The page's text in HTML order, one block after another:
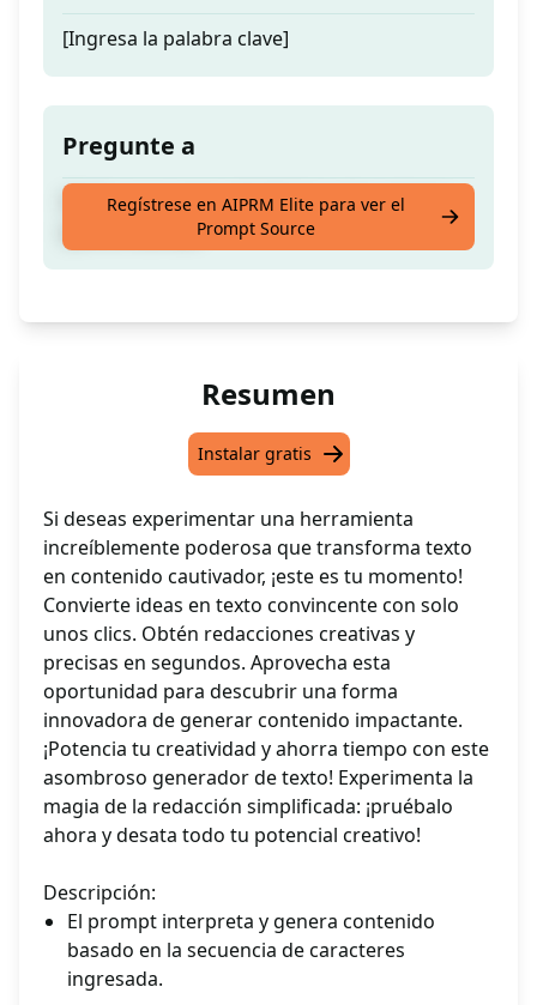
[Ingresa la palabra clave]
Pregunte a
Obtén respuestas detalladas sobre el tema
que te interesa
Regístrese en AIPRM Elite para ver el
Prompt Source
Resumen
Instalar gratis
Si deseas experimentar una herramienta
increíblemente poderosa que transforma texto
en contenido cautivador, ¡este es tu momento!
Convierte ideas en texto convincente con solo
unos clics. Obtén redacciones creativas y
precisas en segundos. Aprovecha esta
oportunidad para descubrir una forma
innovadora de generar contenido impactante.
¡Potencia tu creatividad y ahorra tiempo con este
asombroso generador de texto! Experimenta la
magia de la redacción simplificada: ¡pruébalo
ahora y desata todo tu potencial creativo!
Descripción:
El prompt interpreta y genera contenido
basado en la secuencia de caracteres
ingresada.